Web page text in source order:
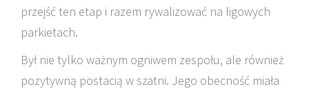
przejść ten etap i razem rywalizować na ligowych
parkietach.
Był nie tylko ważnym ogniwem zespołu, ale również
pozytywną postacią w szatni. Jego obecność miała